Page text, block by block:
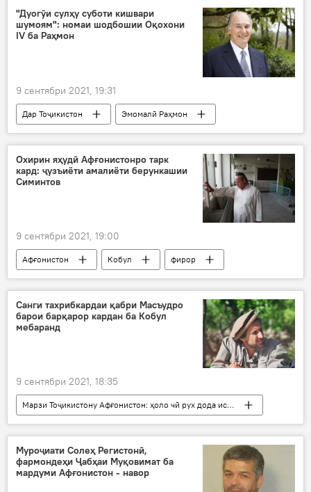
Эмомалӣ Раҳмон
Афғонистон
Раҷаб Тайиб Эрдуғон
"Дуогӯи сулҳу суботи кишвари
шумоям": номаи шодбошии Оқохони
IV ба Раҳмон
9 сентябри 2021, 19:31
Дар Тоҷикистон
Эмомалӣ Раҳмон
табрикот
Бунёди Оқохон Оқохон
Охирин яҳудӣ Афғонистонро тарк
кард: ҷузъиёти амалиёти берункашии
Симинтов
9 сентябри 2021, 19:00
Афғонистон Кобул
фирор
тарк
яҳудиён
Санги тахрибкардаи қабри Масъудро
барои барқарор кардан ба Кобул
мебаранд
9 сентябри 2021, 18:35
Марзи Тоҷикистону Афғонистон: ҳоло чӣ рух дода истодааст?
Афғонистон
Панҷшер
тахриб
мақбара
оромгоҳ
Аҳмадшоҳи Масъуд
Муроҷиати Солеҳ Регистонӣ,
фармондеҳи Ҷабҳаи Муқовимат ба
мардуми Афғонистон - навор